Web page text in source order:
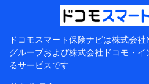
提供当事者から受領当事者が
電子的・電磁的方法等
【共同して利用する者の範囲】
当社
株式会社NTTドコモ・フィナ
ドコモスマート保険ナビは株式会社
グループおよび株式会社ドコモ・
るサービスです